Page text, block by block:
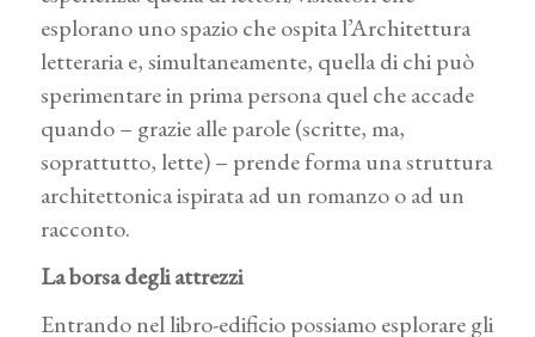
esplorano uno spazio che ospita l’Architettura
letteraria e, simultaneamente, quella di chi può
sperimentare in prima persona quel che accade
quando – grazie alle parole (scritte, ma,
soprattutto, lette) – prende forma una struttura
architettonica ispirata ad un romanzo o ad un
racconto.
La borsa degli attrezzi
Entrando nel libro-edificio possiamo esplorare gli